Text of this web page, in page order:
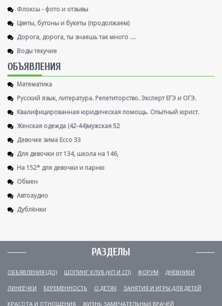
Флоксы - фото и отзывы
Цветы, бутоны и букеты (продолжаем)
Дорога, дорога, ты знаешь так много ....
Воды текучие
ОБЪЯВЛЕНИЯ
Математика
Русский язык, литература. Репетиторство. Эксперт ЕГЭ и ОГЭ.
Квалифицированная юридическая помощь. Опытный юрист.
Женская одежда (42-44)мужская 52
Девочке зима Ecco 33
Для девочки от 134, школа на 146,
На 152* для девочки и парню
Обмен
Автоаудио
Дублёнки
РАЗДЕЛЫ
ОБЪЯВЛЕНИЯ (ДО) ШОПИНГ КЛУБ (КП И СП) ФОРУМ ДНЕВНИКИ
ЛИНЕЕЧКИ БЕРЕМЕННОСТЬ О ДЕТЯХ ЗАНЯТИЯ И ИГРЫ ДЛЯ ДЕТЕЙ
КРАСОТА И ОТНОШЕНИЯ ЖИЗНЬ ЗАМЕЧАТЕЛЬНЫХ ВРАЧЕЙ